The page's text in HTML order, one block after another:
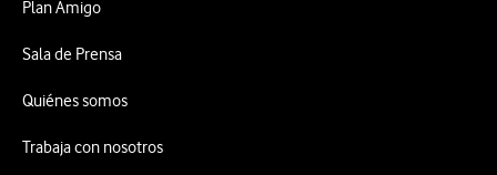
Plan Amigo
Sala de Prensa
Quiénes somos
Trabaja con nosotros